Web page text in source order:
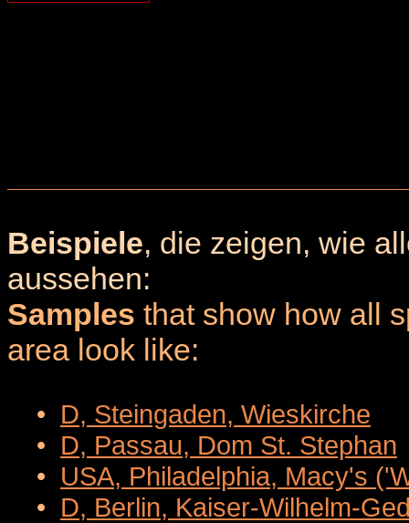
Beispiele, die zeigen, wie
aussehen:
Samples that show how all
area look like:
• D, Steingaden, Wieskirche
• D, Passau, Dom St. Stephan
• USA, Philadelphia, Macy's
• D, Berlin, Kaiser-Wilhelm-